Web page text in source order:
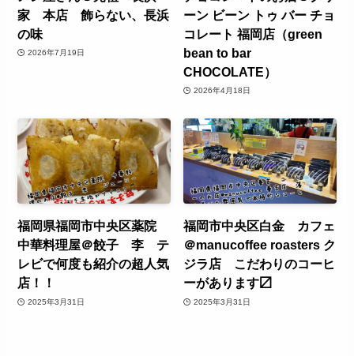
家 本店 飾らない、長浜
の味
2026年7月19日
ーン ビーン トゥ バー チョ
コレート 福岡店（green
bean to bar
CHOCOLATE）
2026年4月18日
福岡県福岡市中央区薬院
中華料理屋＠餃子 李 テ
レビで何度も紹介の超人気
店！！
2025年3月31日
福岡市中央区白金 カフェ
＠manucoffee roasters ク
ジラ店 こだわりのコーヒ
ーがあります〼
2025年3月31日